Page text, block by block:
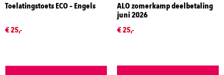
Toelatingstoets ECO – Engels
€ 25,-
ALO zomerkamp deelbetaling
juni 2026
€ 25,-